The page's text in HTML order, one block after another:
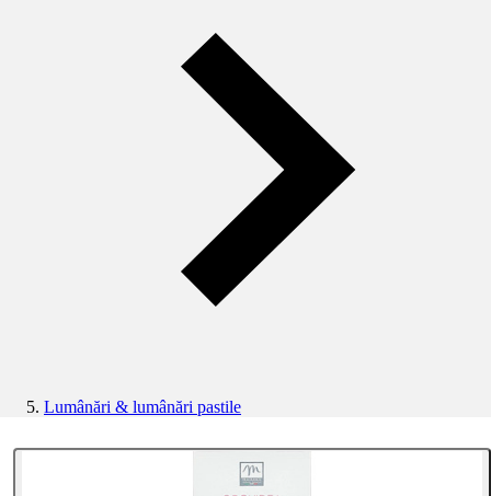
Lumânări & lumânări pastile